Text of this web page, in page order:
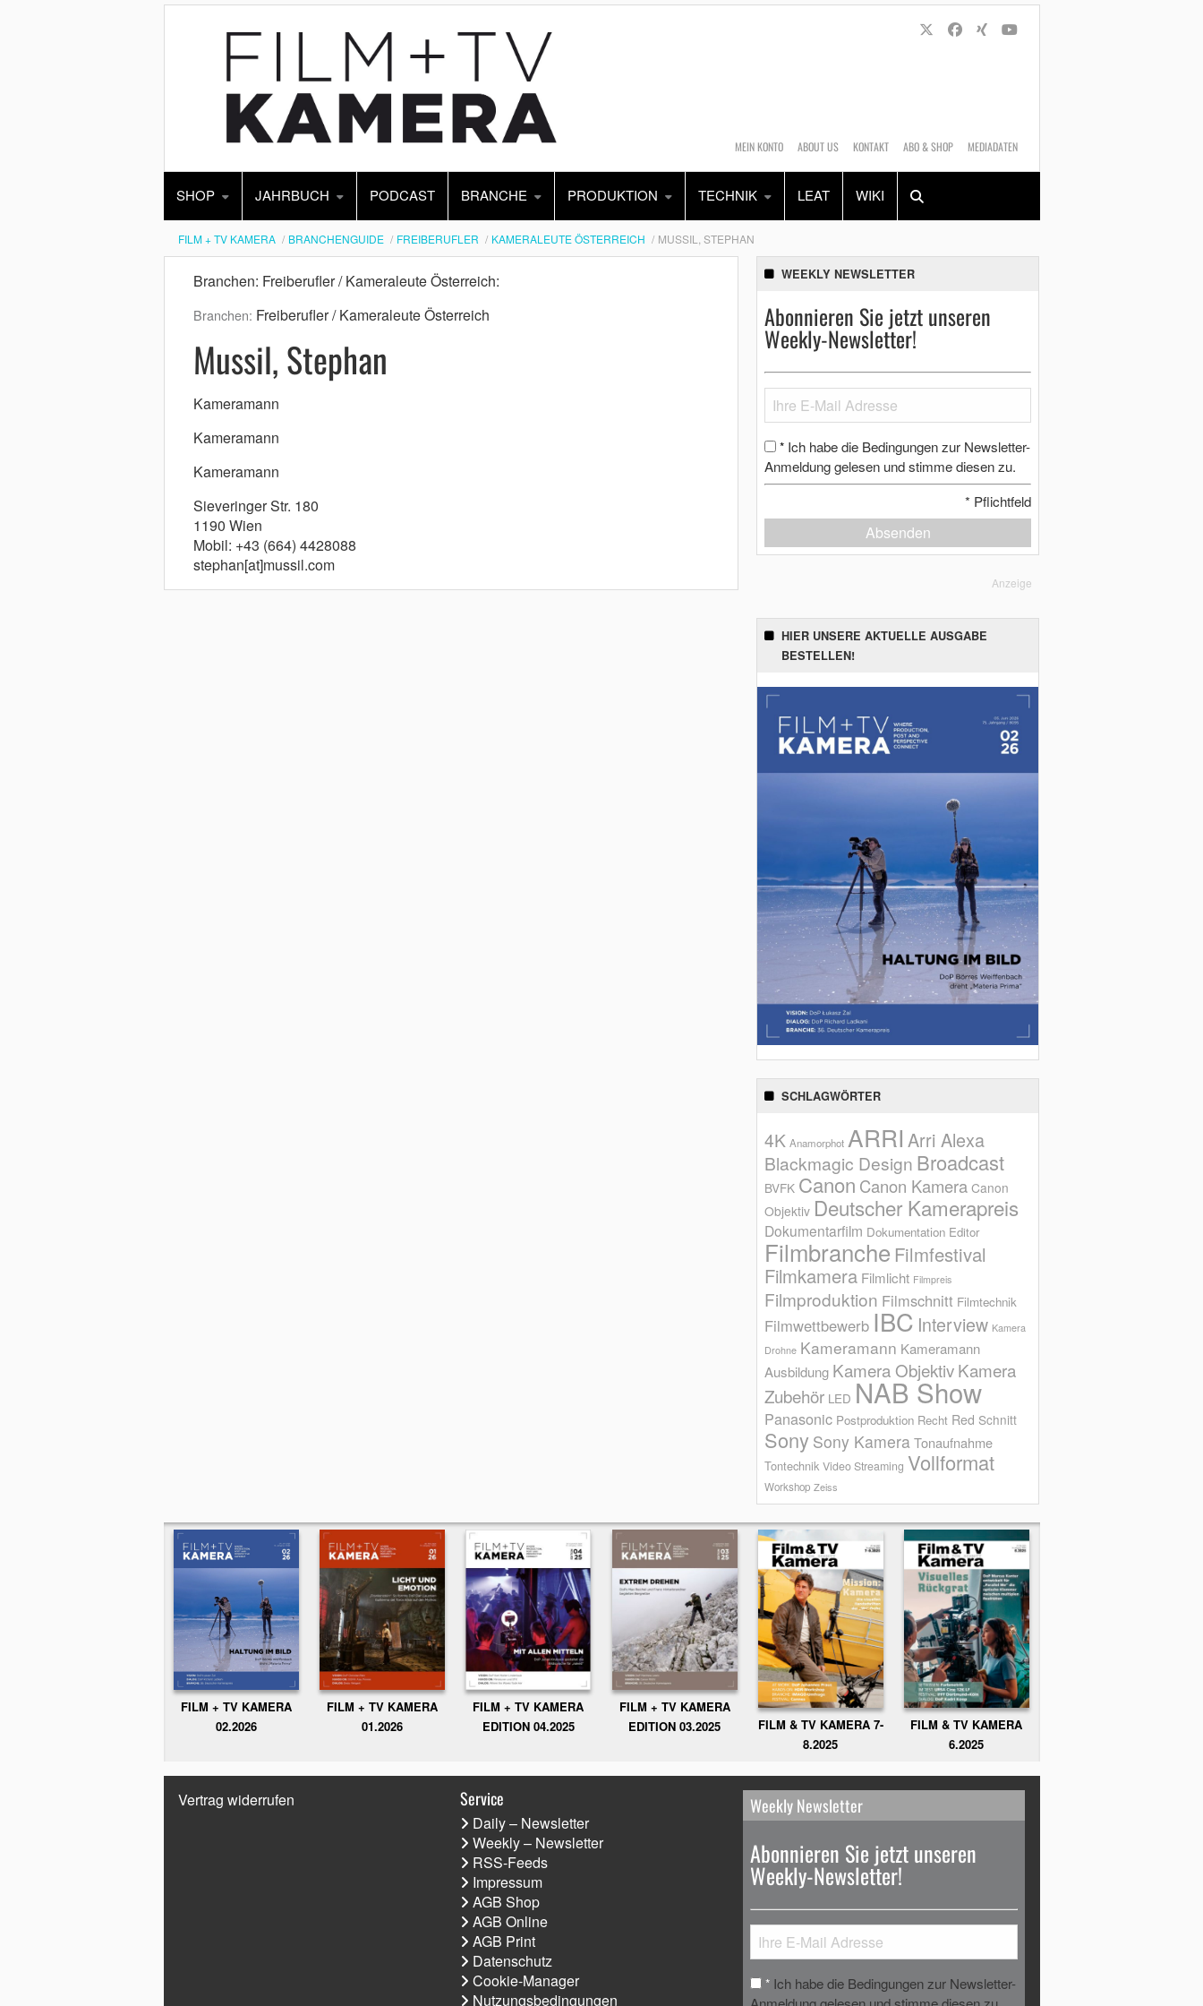
MEIN KONTO ABOUT US KONTAKT ABO & SHOP MEDIADATEN
SHOP JAHRBUCH PODCAST BRANCHE PRODUKTION TECHNIK LEAT WIKI
Alles Shop
FILM + TV KAMERA BRANCHENGUIDE FREIBERUFLER KAMERALEUTE ÖSTERREICH MUSSIL, STEPHAN
Branchen: Freiberufler / Kameraleute Österreich:
Branchen: Freiberufler / Kameraleute Österreich
Mussil, Stephan
Kameramann
Kameramann
Kameramann
Sieveringer Str. 180
1190 Wien
Mobil: +43 (664) 4428088
stephan[at]mussil.com
WEEKLY NEWSLETTER
Abonnieren Sie jetzt unseren
Weekly-Newsletter!
* Ich habe die Bedingungen zur Newsletter-
Anmeldung gelesen und stimme diesen zu.
* Pflichtfeld
Absenden
Anzeige
HIER UNSERE AKTUELLE AUSGABE
BESTELLEN!
SCHLAGWÖRTER
4K Anamorphot ARRI Arri Alexa
Blackmagic Design Broadcast
BVFK Canon Canon Kamera Canon
Objektiv Deutscher Kamerapreis
Dokumentarfilm Dokumentation Editor
Filmbranche Filmfestival
Filmkamera Filmlicht Filmpreis
Filmproduktion Filmschnitt Filmtechnik
Filmwettbewerb IBC Interview Kamera
Drohne Kameramann Kameramann
Ausbildung Kamera ObjektivKamera
Zubehör LED NAB Show
Panasonic Postproduktion Recht Red Schnitt
Sony Sony KameraTonaufnahme
Tontechnik Video Streaming Vollformat
Workshop Zeiss
FILM + TV KAMERA
02.2026
FILM + TV KAMERA
01.2026
FILM + TV KAMERA
EDITION 04.2025
FILM + TV KAMERA
EDITION 03.2025
FILM & TV KAMERA 7-
8.2025
FILM & TV KAMERA
6.2025
Vertrag widerrufen Service
Daily – Newsletter
Weekly – Newsletter
RSS-Feeds
Impressum
AGB Shop
AGB Online
AGB Print
Datenschutz
Cookie-Manager
Nutzungsbedingungen
Weekly Newsletter
Abonnieren Sie jetzt unseren
Weekly-Newsletter!
* Ich habe die Bedingungen zur Newsletter-